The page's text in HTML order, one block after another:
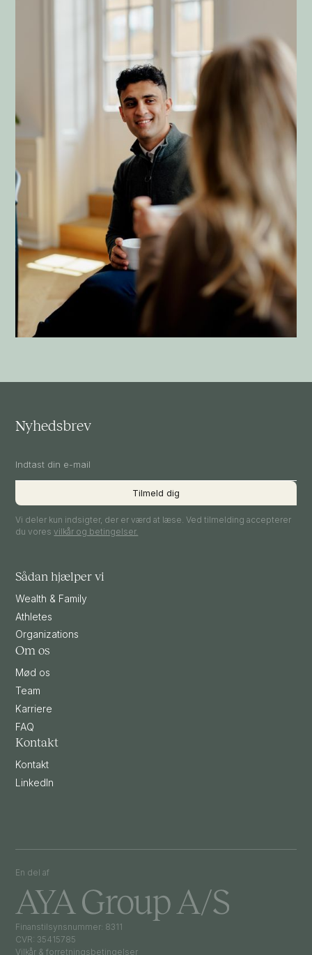
Nyhedsbrev
Vi deler kun indsigter, der er værd at læse. Ved tilmelding accepterer
du voresvilkår og betingelser.
Sådan hjælper vi
Wealth & Family
Athletes
Organizations
Om os
Mød os
Team
Karriere
FAQ
Kontakt
Kontakt
LinkedIn
En del af
Finanstilsynsnummer: 8311
CVR: 35415785
Vilkår & forretningsbetingelser